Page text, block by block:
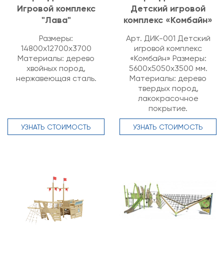
Игровой комплекс
"Лава"
Размеры:
14800х12700х3700
Материалы: дерево
хвойных пород,
нержавеющая сталь.
УЗНАТЬ СТОИМОСТЬ
Детский игровой
комплекс «Комбайн»
Арт. ДИК-001 Детский
игровой комплекс
«Комбайн» Размеры:
5600х5050х3500 мм.
Материалы: дерево
твердых пород,
лакокрасочное
покрытие.
УЗНАТЬ СТОИМОСТЬ